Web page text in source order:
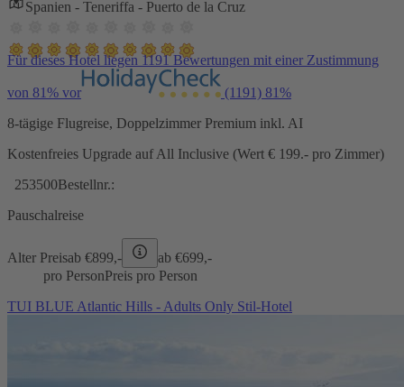
Spanien - Teneriffa - Puerto de la Cruz
Für dieses Hotel liegen 1191 Bewertungen mit einer Zustimmung
von 81% vor (1191) 81%
8-tägige Flugreise, Doppelzimmer Premium inkl. AI
Kostenfreies Upgrade auf All Inclusive (Wert € 199.- pro Zimmer)
253500Bestellnr.:
Pauschalreise
Alter Preisab €899,- ab €699,-
pro PersonPreis pro Person
TUI BLUE Atlantic Hills - Adults Only Stil-Hotel